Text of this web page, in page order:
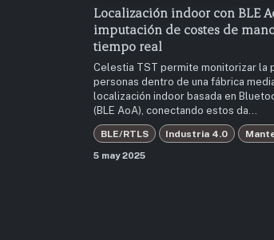
Localización indoor con BLE
imputación de costes de
tiempo real
Celestia TST permite monitorizar la
personas dentro de una fábrica
localización indoor basada en
(BLE AoA), conectando estos da...
BLE/RTLS Industria 4.0
5 may 2025